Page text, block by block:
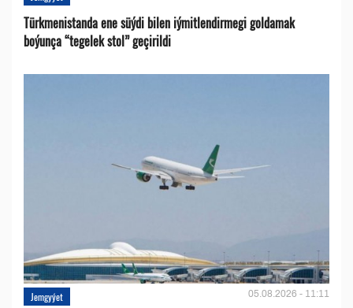
Türkmenistanda ene süýdi bilen iýmitlendirmegi goldamak
boýunça “tegelek stol” geçirildi
Jemgyýet 05.08.2026 - 11:11